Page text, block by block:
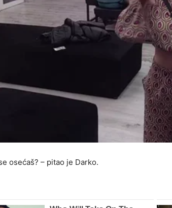
osećaš? – pitao je Darko.